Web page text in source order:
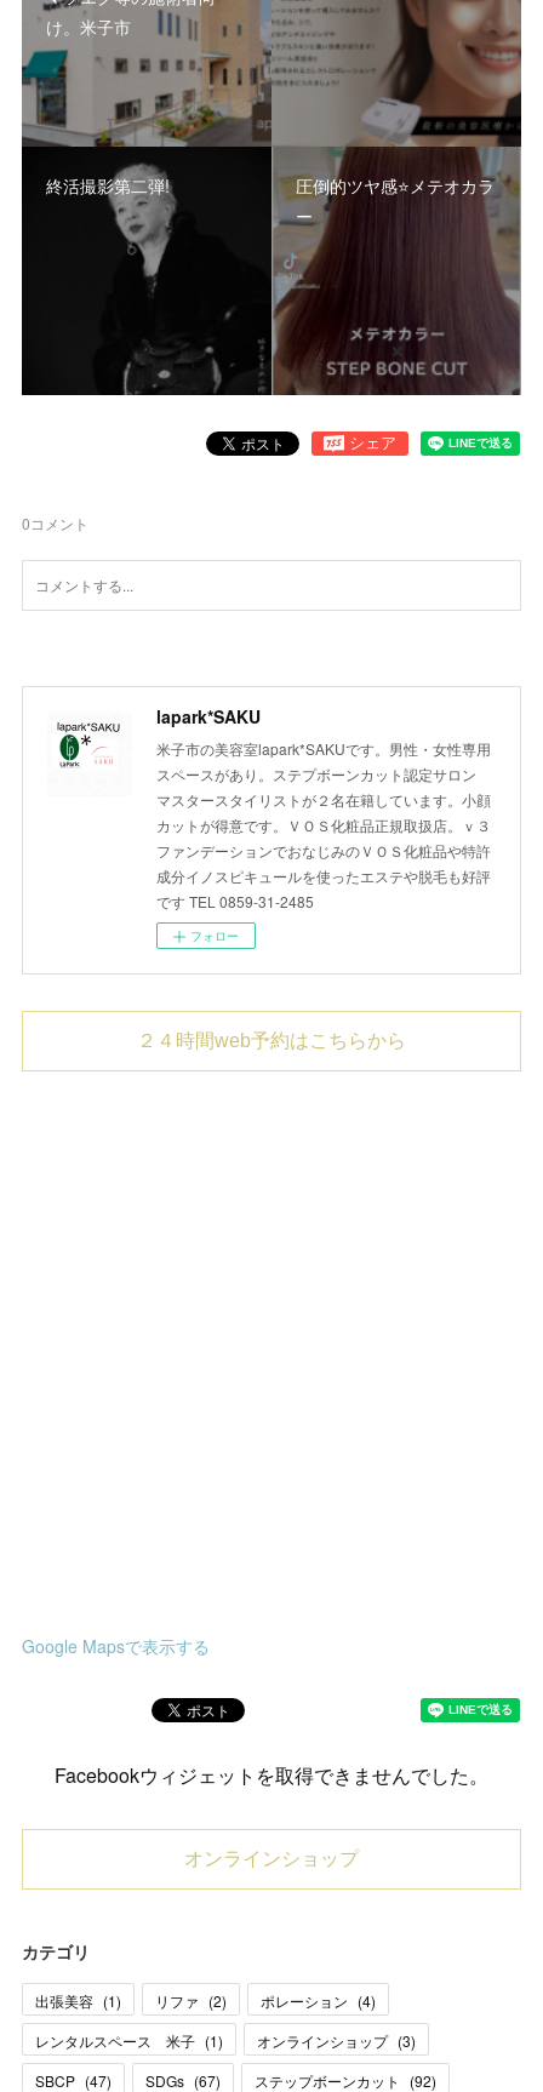
け。米子市
終活撮影第二弾!
圧倒的ツヤ感⭐️メテオカラ
ー
0コメント
lapark*SAKU
米子市の美容室lapark*SAKUです。男性・女性専用
スペースがあり。ステプボーンカット認定サロン
マスタースタイリストが２名在籍しています。小顔
カットが得意です。ＶＯＳ化粧品正規取扱店。ｖ３
ファンデーションでおなじみのＶＯＳ化粧品や特許
成分イノスピキュールを使ったエステや脱毛も好評
です TEL 0859-31-2485
フォロー
２４時間web予約はこちらから
Google Mapsで表示する
Facebookウィジェットを取得できませんでした。
オンラインショップ
カテゴリ
出張美容 (1) リファ (2) ポレーション (4)
レンタルスペース 米子 (1) オンラインショップ (3)
SBCP (47) SDGs (67) ステップボーンカット (92)